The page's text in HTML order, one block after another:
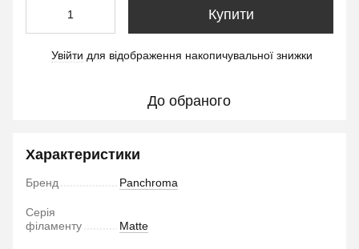
Купити
Увійти для відображення накопичувальної знижки
До обраного
Характеристики
Бренд Panchroma
Серія
філаменту
Matte